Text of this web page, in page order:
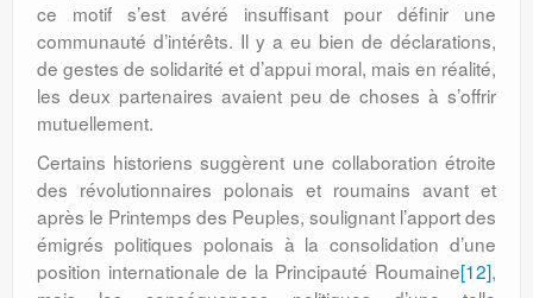
ce motif s’est avéré insuffisant pour définir une
communauté d’intérêts. Il y a eu bien de déclarations,
de gestes de solidarité et d’appui moral, mais en réalité,
les deux partenaires avaient peu de choses à s’offrir
mutuellement.
Certains historiens suggèrent une collaboration étroite
des révolutionnaires polonais et roumains avant et
après le Prin­temps des Peuples, soulignant l’apport des
émigrés politiques polonais à la consoli­dation d’une
position internationale de la Principauté Roumaine[12],